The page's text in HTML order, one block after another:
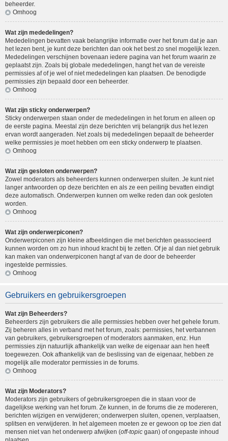
beheerder.
Omhoog
Wat zijn mededelingen?
Mededelingen bevatten vaak belangrijke informatie over het forum dat je aan
het lezen bent, je kunt deze berichten dan ook het best zo snel mogelijk lezen.
Mededelingen verschijnen bovenaan iedere pagina van het forum waarin ze
geplaatst zijn. Zoals bij globale mededelingen, hangt het van de vereiste
permissies af of je wel of niet mededelingen kan plaatsen. De benodigde
permissies zijn bepaald door een beheerder.
Omhoog
Wat zijn sticky onderwerpen?
Sticky onderwerpen staan onder de mededelingen in het forum en alleen op
de eerste pagina. Meestal zijn deze berichten vrij belangrijk dus het lezen
ervan wordt aangeraden. Net zoals bij mededelingen bepaalt de beheerder
welke permissies je moet hebben om een sticky onderwerp te plaatsen.
Omhoog
Wat zijn gesloten onderwerpen?
Zowel moderators als beheerders kunnen onderwerpen sluiten. Je kunt niet
langer antwoorden op deze berichten en als ze een peiling bevatten eindigt
deze automatisch. Onderwerpen kunnen om welke reden dan ook gesloten
worden.
Omhoog
Wat zijn onderwerpiconen?
Onderwerpiconen zijn kleine afbeeldingen die met berichten geassocieerd
kunnen worden om zo hun inhoud kracht bij te zetten. Of je al dan niet gebruik
kan maken van onderwerpiconen hangt af van de door de beheerder
ingestelde permissies.
Omhoog
Gebruikers en gebruikersgroepen
Wat zijn Beheerders?
Beheerders zijn gebruikers die alle permissies hebben over het gehele forum.
Zij beheren alles in verband met het forum, zoals: permissies, het verbannen
van gebruikers, gebruikersgroepen of moderators aanmaken, enz. Hun
permissies zijn natuurlijk afhankelijk van welke de eigenaar aan hen heeft
toegewezen. Ook afhankelijk van de beslissing van de eigenaar, hebben ze
mogelijk alle moderator permissies in de forums.
Omhoog
Wat zijn Moderators?
Moderators zijn gebruikers of gebruikersgroepen die in staan voor de
dagelijkse werking van het forum. Ze kunnen, in de forums die ze modereren,
berichten wijzigen en verwijderen; onderwerpen sluiten, openen, verplaatsen,
splitsen en verwijderen. In het algemeen moeten ze er gewoon op toe zien dat
mensen niet van het onderwerp afwijken (off-topic gaan) of ongepaste inhoud